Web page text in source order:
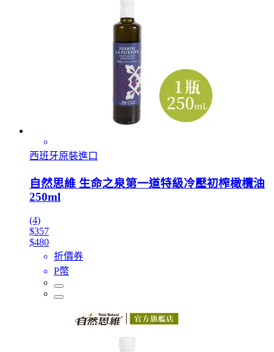
西班牙原裝進口
自然思維 生命之泉第一道特級冷壓初榨橄欖油
250ml
(4)
$357
$480
折價券
P幣